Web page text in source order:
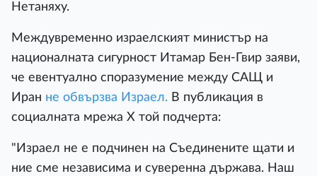
Нетаняху.
Междувременно израелският министър на
националната сигурност Итамар Бен-Гвир заяви,
че евентуално споразумение между САЩ и
Иран не обвързва Израел. В публикация в
социалната мрежа X той подчерта:
"Израел не е подчинен на Съединените щати и
ние сме независима и суверенна държава. Наш